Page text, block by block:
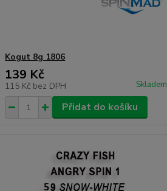
Kogut 8g 1806
139 Kč
115 Kč bez DPH Skladem
Přidat do košíku